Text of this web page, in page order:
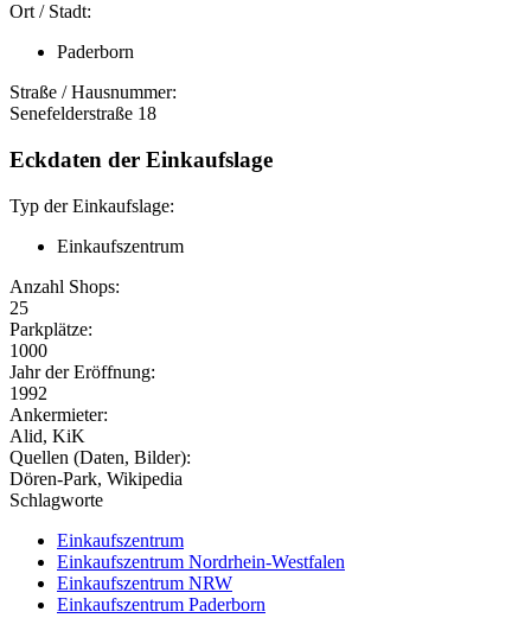
Ort / Stadt:
Paderborn
Straße / Hausnummer:
Senefelderstraße 18
Eckdaten der Einkaufslage
Typ der Einkaufslage:
Einkaufszentrum
Anzahl Shops:
25
Parkplätze:
1000
Jahr der Eröffnung:
1992
Ankermieter:
Alid, KiK
Quellen (Daten, Bilder):
Dören-Park, Wikipedia
Schlagworte
Einkaufszentrum
Einkaufszentrum Nordrhein-Westfalen
Einkaufszentrum NRW
Einkaufszentrum Paderborn